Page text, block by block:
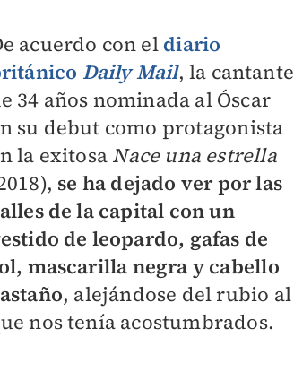
acuerdo con el diario
Daily Mail, la cantante
34 años nominada al Óscar
su debut como protagonista
la exitosaNace una estrella
se ha dejado ver por las
de la capital con un
de leopardo, gafas de
mascarilla negra y cabello
, alejándose del rubio al
nos tenía acostumbrados.